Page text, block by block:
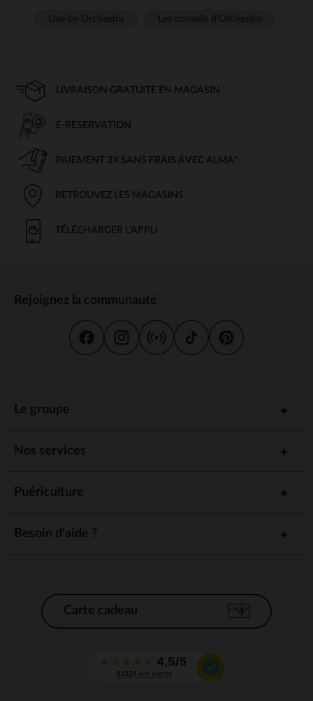
LIVRAISON GRATUITE EN MAGASIN
E-RÉSERVATION
PAIEMENT 3X SANS FRAIS AVEC ALMA*
RETROUVEZ LES MAGASINS
TÉLÉCHARGER L'APPLI
Rejoignez la communauté
Le groupe
Nos services
Puériculture
Besoin d'aide ?
Carte cadeau